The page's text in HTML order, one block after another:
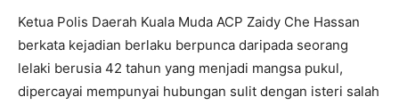
Ketua Polis Daerah Kuala Muda ACP Zaidy Che Hassan
berkata kejadian berlaku berpunca daripada seorang
lelaki berusia 42 tahun yang menjadi mangsa pukul,
dipercayai mempunyai hubungan sulit dengan isteri salah